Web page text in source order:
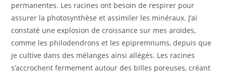
permanentes. Les racines ont besoin de respirer pour
assurer la photosynthèse et assimiler les minéraux. J’ai
constaté une explosion de croissance sur mes aroïdes,
comme les philodendrons et les epipremnums, depuis que
je cultive dans des mélanges ainsi allégés. Les racines
s’accrochent fermement autour des billes poreuses, créant